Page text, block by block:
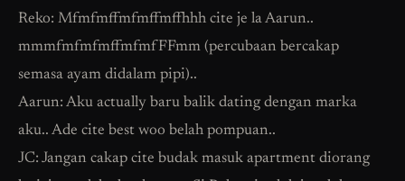
Reko: Mfmfmffmfmffmffhhh cite je la Aarun..
mmmfmfmfmffmfmfFFmm (percubaan bercakap
semasa ayam didalam pipi)..
Aarun: Aku actually baru balik dating dengan marka
aku.. Ade cite best woo belah pompuan..
JC: Jangan cakap cite budak masuk apartment diorang